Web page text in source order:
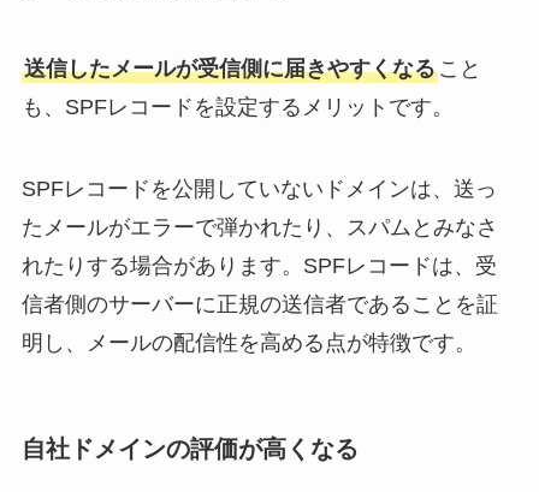
送信したメールが受信側に届きやすくなること
も、SPFレコードを設定するメリットです。
SPFレコードを公開していないドメインは、送っ
たメールがエラーで弾かれたり、スパムとみなさ
れたりする場合があります。SPFレコードは、受
信者側のサーバーに正規の送信者であることを証
明し、メールの配信性を高める点が特徴です。
自社ドメインの評価が高くなる